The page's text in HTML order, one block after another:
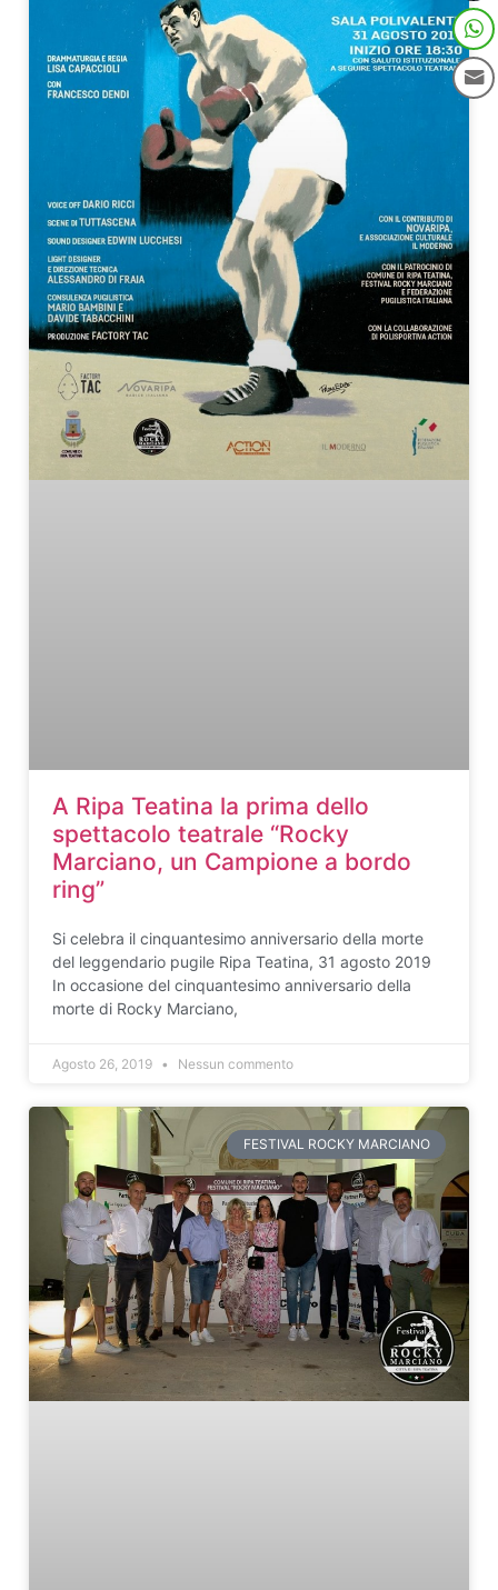
A Ripa Teatina la prima dello
spettacolo teatrale “Rocky
Marciano, un Campione a bordo
ring”
Si celebra il cinquantesimo anniversario della morte
del leggendario pugile Ripa Teatina, 31 agosto 2019
In occasione del cinquantesimo anniversario della
morte di Rocky Marciano,
Agosto 26, 2019 Nessun commento
FESTIVAL ROCKY MARCIANO